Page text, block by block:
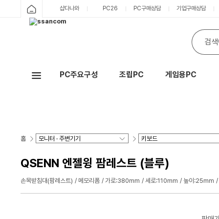
샵다나와 PC26 PC구매상담 기업구매상담
PC주요구성 조립PC 게임용PC
홈
QSENN 엔젤윙 팜레스트 (블루)
손목받침대(팜레스트) 메모리폼 가로:380mm 세로:110mm 높이:25mm